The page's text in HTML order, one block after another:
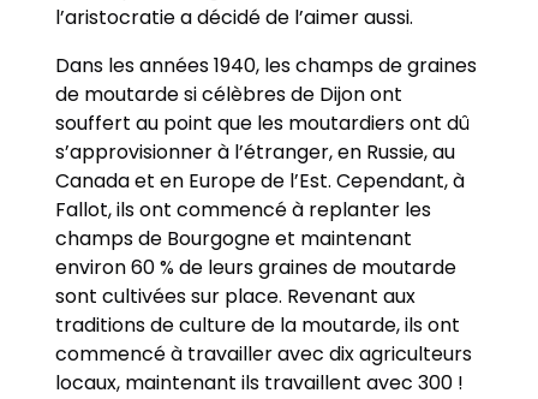
l’aristocratie a décidé de l’aimer aussi.
Dans les années 1940, les champs de graines
de moutarde si célèbres de Dijon ont
souffert au point que les moutardiers ont dû
s’approvisionner à l’étranger, en Russie, au
Canada et en Europe de l’Est. Cependant, à
Fallot, ils ont commencé à replanter les
champs de Bourgogne et maintenant
environ 60 % de leurs graines de moutarde
sont cultivées sur place. Revenant aux
traditions de culture de la moutarde, ils ont
commencé à travailler avec dix agriculteurs
locaux, maintenant ils travaillent avec 300 !